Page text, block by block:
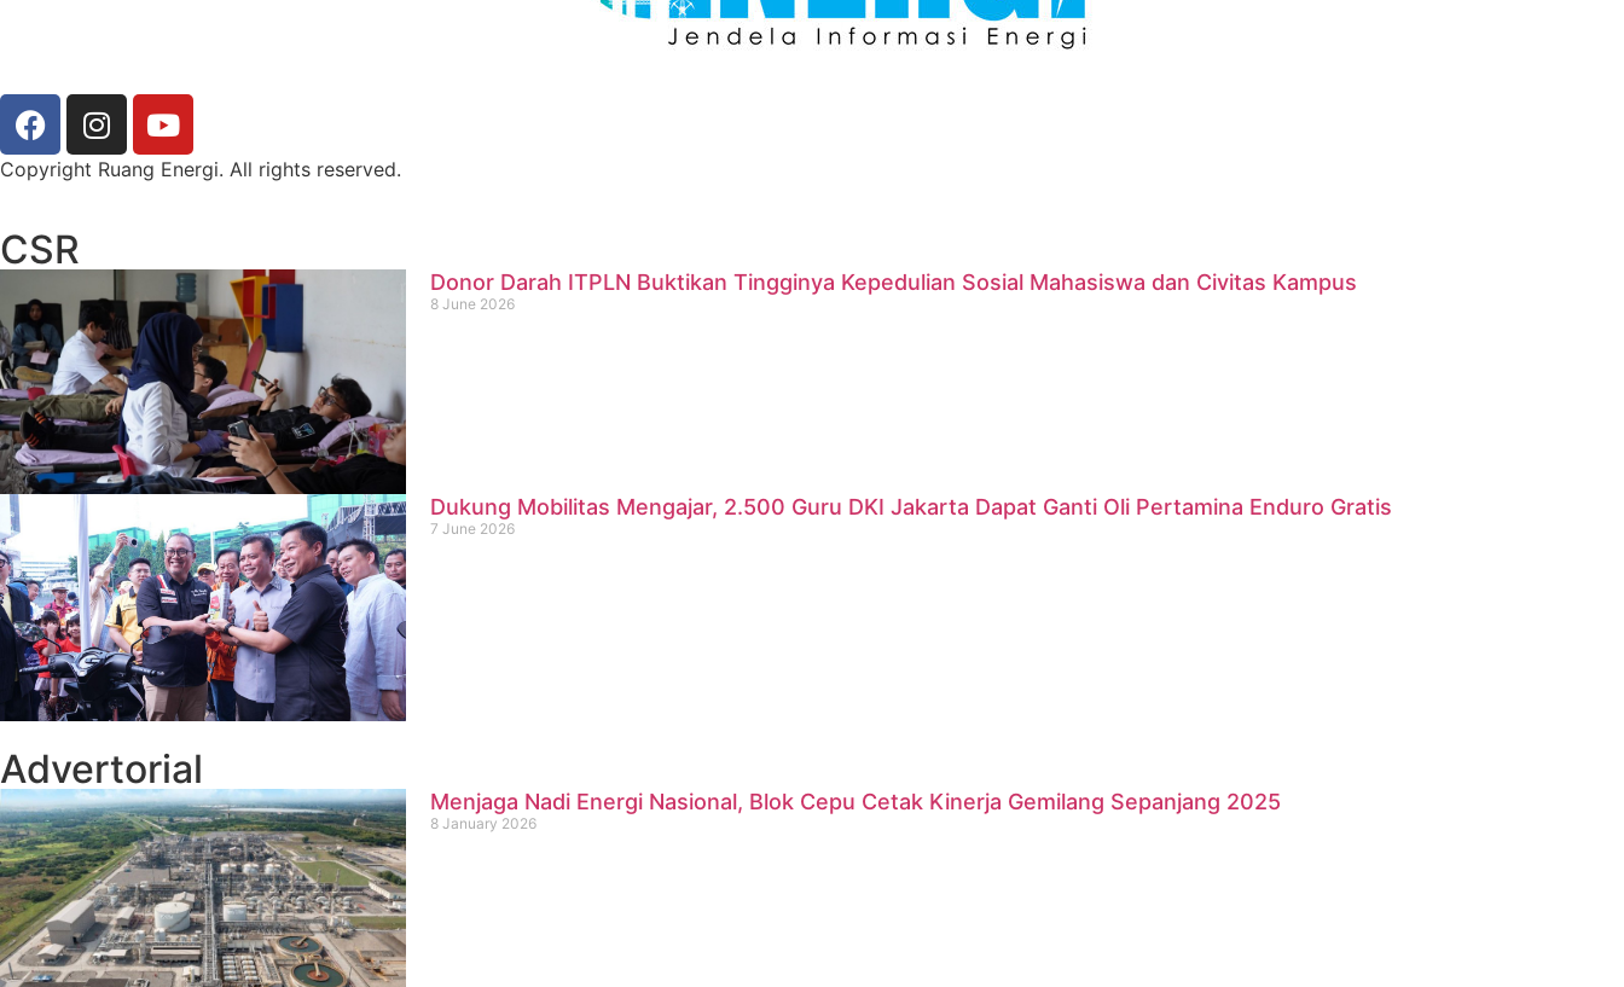
Copyright Ruang Energi. All rights reserved.
CSR
Donor Darah ITPLN Buktikan Tingginya Kepedulian Sosial Mahasiswa dan Civitas Kampus
8 June 2026
Dukung Mobilitas Mengajar, 2.500 Guru DKI Jakarta Dapat Ganti Oli Pertamina Enduro Gratis
7 June 2026
Advertorial
Menjaga Nadi Energi Nasional, Blok Cepu Cetak Kinerja Gemilang Sepanjang 2025
8 January 2026